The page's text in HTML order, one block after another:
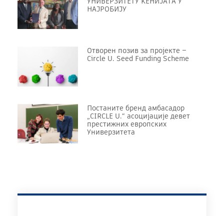
НАЈРОБИЈУ
Отворен позив за пројекте –
Circle U. Seed Funding Scheme
Постаните бренд амбасадор
„CIRCLE U.“ асоцијације девет
престижних европских
Универзитета